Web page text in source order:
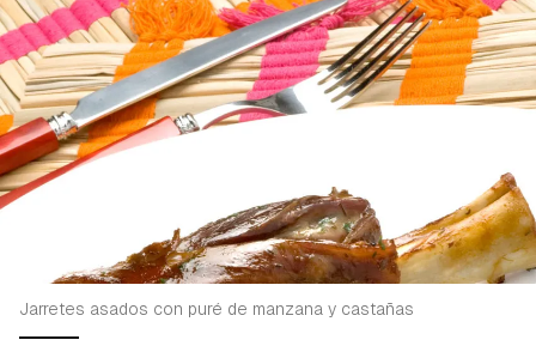
Jarretes asados con puré de manzana y castañas